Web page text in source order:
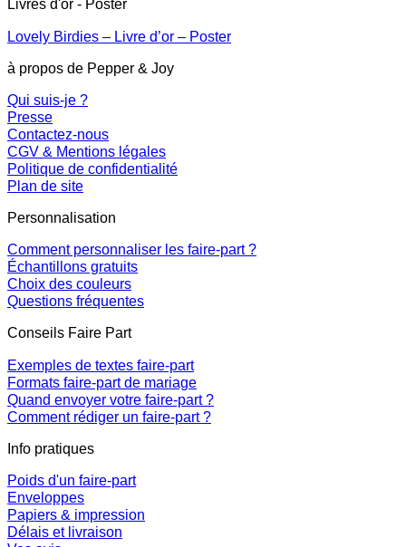
Livres d'or - Poster
Lovely Birdies – Livre d’or – Poster
à propos de Pepper & Joy
Qui suis-je ?
Presse
Contactez-nous
CGV & Mentions légales
Politique de confidentialité
Plan de site
Personnalisation
Comment personnaliser les faire-part ?
Échantillons gratuits
Choix des couleurs
Questions fréquentes
Conseils Faire Part
Exemples de textes faire-part
Formats faire-part de mariage
Quand envoyer votre faire-part ?
Comment rédiger un faire-part ?
Info pratiques
Poids d'un faire-part
Enveloppes
Papiers & impression
Délais et livraison